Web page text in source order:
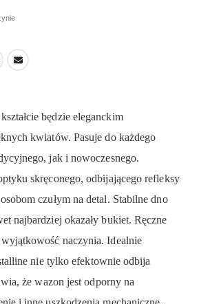
będzie eleganckim
kwiatów. Pasuje do każdego
jak i nowoczesnego.
skręconego, odbijającego refleksy
czułym na detal. Stabilne dno
najbardziej okazały bukiet. Ręczne
naczynia. Idealnie
nie tylko efektownie odbija
że wazon jest odporny na